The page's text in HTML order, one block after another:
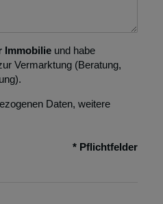
Immobilieund habe
Vermarktung (Beratung,
Daten, weitere
* Pflichtfelder